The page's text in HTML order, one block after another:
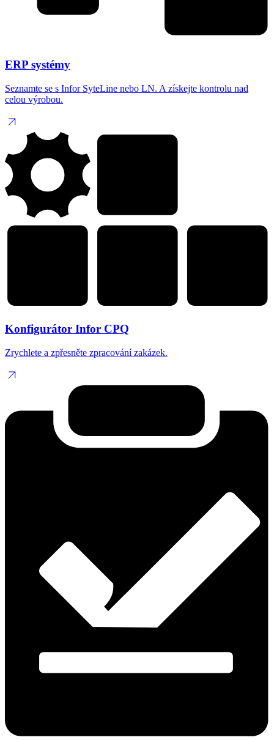
ERP systémy
Seznamte se s Infor SyteLine nebo LN. A získejte kontrolu nad
celou výrobou.
Konfigurátor Infor CPQ
Zrychlete a zpřesněte zpracování zakázek.